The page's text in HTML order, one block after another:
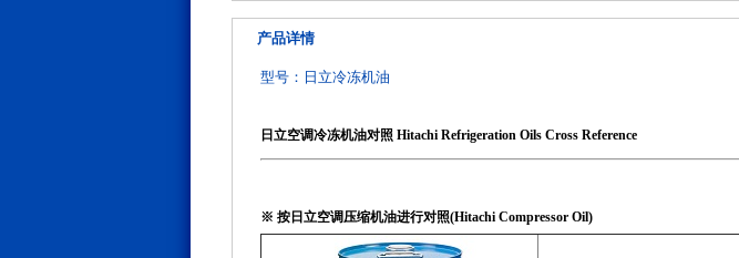
产品详情
型号：日立冷冻机油
日立空调冷冻机油对照 Hitachi Refrigeration Oils Cross Reference
※ 按日立空调压缩机油进行对照(Hitachi Compressor Oil)